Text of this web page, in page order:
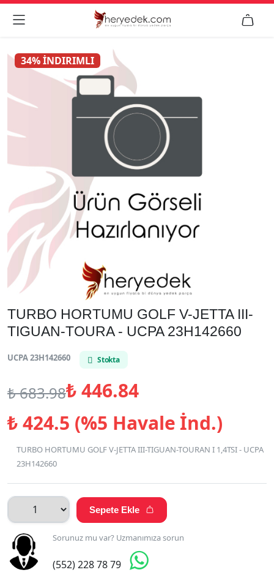
 
34% İNDIRIMLI
TURBO HORTUMU GOLF V-JETTA III-
TIGUAN-TOURA - UCPA 23H142660
UCPA 23H142660 Stokta
₺683.98₺446.84
₺424.5 (%5 Havale İnd.)
TURBO HORTUMU GOLF V-JETTA III-TIGUAN-TOURAN I 1,4TSI - UCPA
23H142660
Sepete Ekle 
Sorunuz mu var? Uzmanımıza sorun
(552) 228 78 79 